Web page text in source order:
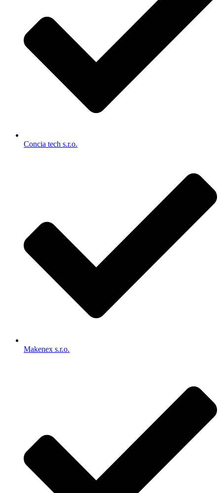
Concia tech s.r.o.
Makenex s.r.o.